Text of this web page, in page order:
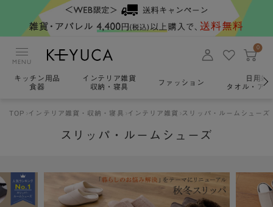
MENU
0
キッチン用品
食器
インテリア雑貨
収納・寝具
ファッション
日用雑
タオル・ア
TOP インテリア雑貨・収納・寝具 インテリア雑貨 スリッパ・ルームシューズ
スリッパ・ルームシューズ